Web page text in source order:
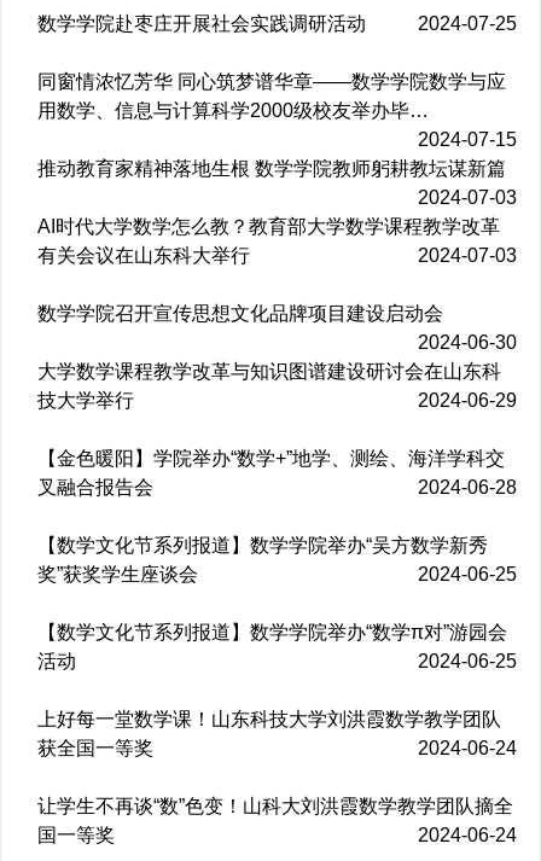
数学学院赴枣庄开展社会实践调研活动 2024-07-25
同窗情浓忆芳华 同心筑梦谱华章——数学学院数学与应
用数学、信息与计算科学2000级校友举办毕…
2024-07-15
推动教育家精神落地生根 数学学院教师躬耕教坛谋新篇
2024-07-03
AI时代大学数学怎么教？教育部大学数学课程教学改革
有关会议在山东科大举行
2024-07-03
数学学院召开宣传思想文化品牌项目建设启动会
2024-06-30
大学数学课程教学改革与知识图谱建设研讨会在山东科
技大学举行
2024-06-29
【金色暖阳】学院举办“数学+”地学、测绘、海洋学科交
叉融合报告会
2024-06-28
【数学文化节系列报道】数学学院举办“吴方数学新秀
奖”获奖学生座谈会
2024-06-25
【数学文化节系列报道】数学学院举办“数学π对”游园会
活动
2024-06-25
上好每一堂数学课！山东科技大学刘洪霞数学教学团队
获全国一等奖
2024-06-24
让学生不再谈“数”色变！山科大刘洪霞数学教学团队摘全
国一等奖
2024-06-24